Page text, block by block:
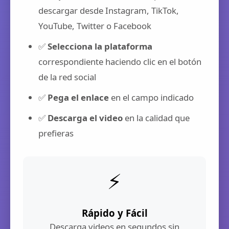
descargar desde Instagram, TikTok,
YouTube, Twitter o Facebook
✅Selecciona la plataforma
correspondiente haciendo clic en el botón
de la red social
✅ Pega el enlace en el campo indicado
✅ Descarga el video en la calidad que
prefieras
⚡
Rápido y Fácil